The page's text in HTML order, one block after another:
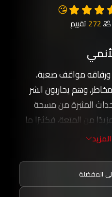
😘
272 تقييم
ورفاقه مواقف صعبة،
وهم يحاربون الشر
المثيرة من مسحة
من المتعة، فكثيرًا ما
في مواقف غير مألوفة،
إلى قهر العداء والتغلب
ومصادر التكنولوجياالمفضلة